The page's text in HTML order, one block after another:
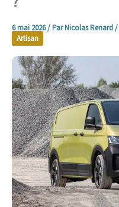
6 mai 2026/ ParNicolas Renard/
Artisan